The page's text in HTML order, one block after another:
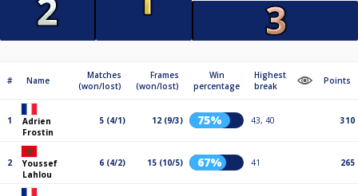
# Name
Matches
(won/lost)
Frames
(won/lost)
Win
percentage
Highest
break
Points
1
Adrien
Frostin
5 (4/1) 12 (9/3) 75% 43, 40 310
2
Youssef
Lahlou
6 (4/2) 15 (10/5) 67% 41 265